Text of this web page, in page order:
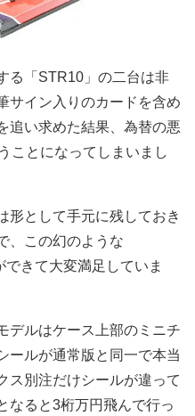
る「STR10」の二台は非
サイン入りのカードを含め
追い求めた結果、為替の悪
ことになってしまいまし
形として手元に残しておき
、この幻のような
きて大変満足していま
デルはケース上部のミニチ
ールが通常版と同一で本当
ス別注だけシールが違って
ると3桁万円飛んで行っ